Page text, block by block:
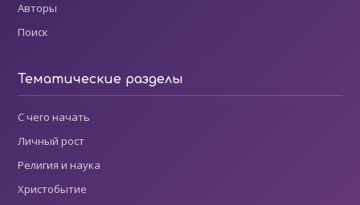
Авторы
Поиск
Тематические разделы
С чего начать
Личный рост
Религия и наука
Христобытие